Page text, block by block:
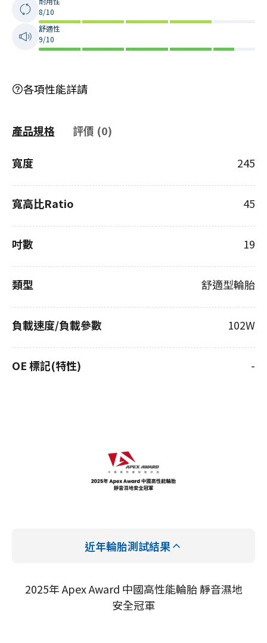
8/10
舒適性
9/10
各項性能詳請
產品規格 評價 (0)
寬度 245
寬高比Ratio 45
吋數 19
類型 舒適型輪胎
負載速度/負載參數 102W
OE 標記(特性) -
近年輪胎測試結果
2025年 Apex Award 中國高性能輪胎 靜音濕地
安全冠軍